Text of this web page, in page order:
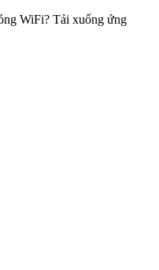
WiFi? Tải xuống ứng